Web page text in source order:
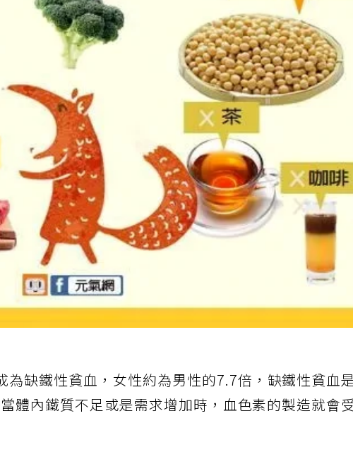
為缺鐵性貧血，女性約為男性的7.7倍，缺鐵性貧血
體內鐵質不足或是需求增加時，血色素的製造就會